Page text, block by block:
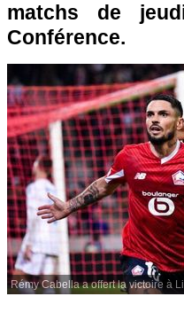
matchs de
Conférence.
Rémy Cabella a offert la victoire à